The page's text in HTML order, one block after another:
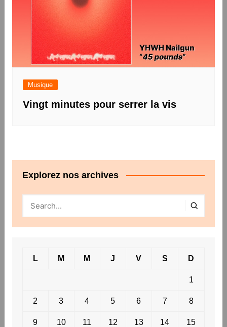
Musique
Vingt minutes pour serrer la vis
Explorez nos archives
L M M J V S D
1
2 3 4 5 6 7 8
9 10 11 12 13 14 15